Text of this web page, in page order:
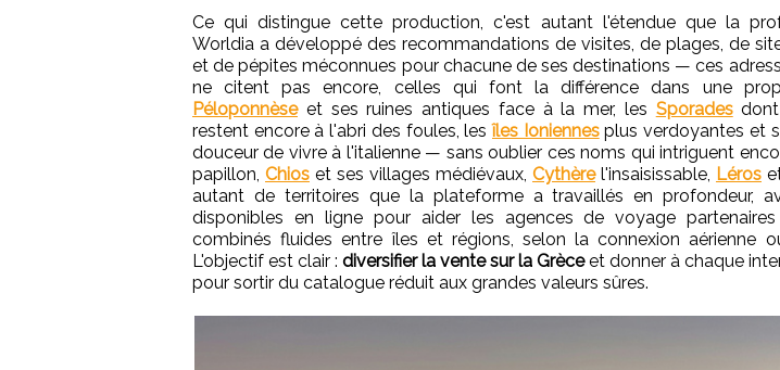
Ce qui distingue cette production, c'est autant l'étendue que la
Worldia a développé des recommandations de visites, de plages, de
et de pépites méconnues pour chacune de ses destinations — ces
ne citent pas encore, celles qui font la différence dans une
Péloponnèseet ses ruines antiques face à la mer, les Sporadesdont
restent encore à l'abri des foules, lesîles Ioniennesplus verdoyantes et
douceur de vivre à l'italienne — sans oublier ces noms qui intriguent
papillon, Chios et ses villages médiévaux, Cythèrel'insaisissable, Léros
autant de territoires que la plateforme a travaillés en profondeur,
disponibles en ligne pour aider les agences de voyage
combinés fluides entre îles et régions, selon la connexion aérienne
L'objectif est clair : diversifier la vente sur la Grèceet donner à chaque
pour sortir du catalogue réduit aux grandes valeurs sûres.